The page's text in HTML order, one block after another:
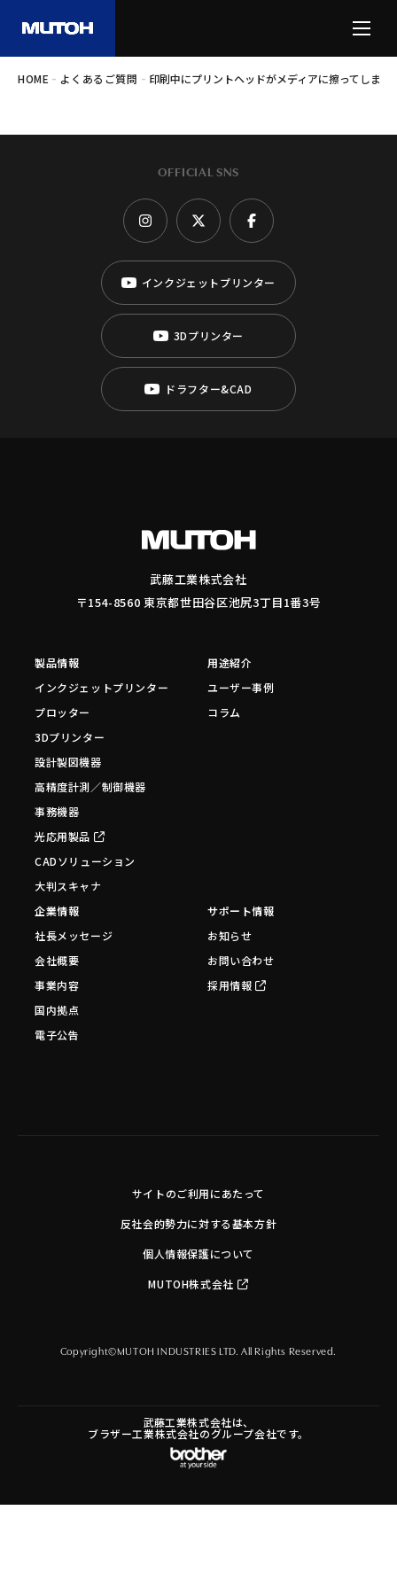
HOME - よくあるご質問 - 印刷中にプリントヘッドがメディアに擦ってしまう
OFFICIAL SNS
インクジェットプリンター
3Dプリンター
ドラフター&CAD
武藤工業株式会社
〒154-8560 東京都世田谷区池尻3丁目1番3号
製品情報
インクジェットプリンター
プロッター
3Dプリンター
設計製図機器
高精度計測／制御機器
事務機器
光応用製品
CADソリューション
大判スキャナ
用途紹介
ユーザー事例
コラム
企業情報
社長メッセージ
会社概要
事業内容
国内拠点
電子公告
サポート情報
お知らせ
お問い合わせ
採用情報
サイトのご利用にあたって
反社会的勢力に対する基本方針
個人情報保護について
MUTOH株式会社
Copyright©MUTOH INDUSTRIES LTD. All Rights Reserved.
武藤工業株式会社は、
ブラザー工業株式会社のグループ会社です。